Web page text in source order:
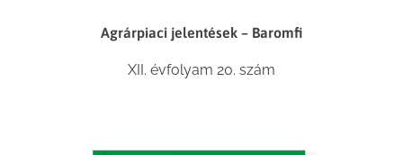
Agrárpiaci jelentések – Baromfi
XII. évfolyam 20. szám